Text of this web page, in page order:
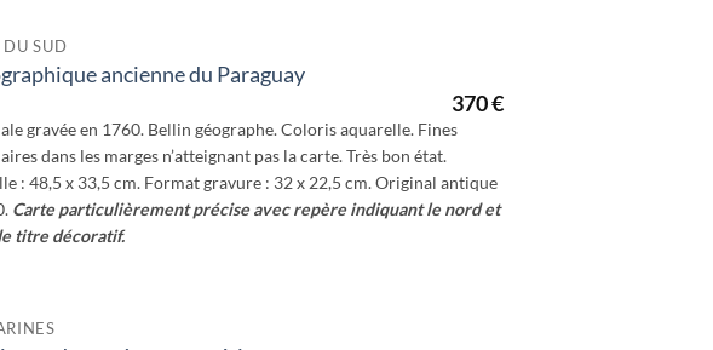
SUD
ancienne du Paraguay
370€
gravée en 1760. Bellin géographe. Coloris aquarelle. Fines
dans les marges n’atteignant pas la carte. Très bon état.
: 48,5 x 33,5 cm. Format gravure : 32 x 22,5 cm. Original antique
Carte particulièrement précise avec repère indiquant le nord et
titre décoratif.